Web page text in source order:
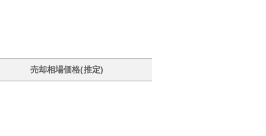
売却相場価格(推定)